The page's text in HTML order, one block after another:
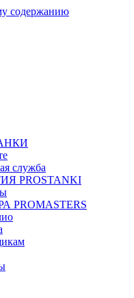
содержанию
служба
PROSTANKI
PROMASTERS